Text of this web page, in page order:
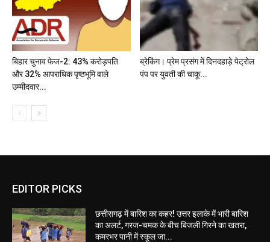
बिहार चुनाव फेज-2: 43% करोड़पति
और 32% आपराधिक पृष्ठभूमि वाले
उम्मीदवार...
ब्रेकिंग। प्रेम प्रसंग में दिनदहाड़े पेट्रोल
पंप पर युवती की चाकू...
EDITOR PICKS
छत्तीसगढ़ में बारिश का कहर! उत्तर इलाके में भारी बारिश
का अलर्ट, गरज-चमक के बीच बिजली गिरने का खतरा,
कमरभर पानी में स्कूल जा...